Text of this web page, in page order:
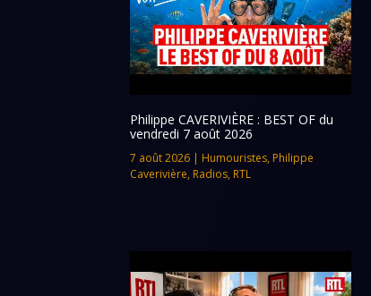
Philippe CAVERIVIÈRE : BEST OF du
vendredi 7 août 2026
7 août 2026 | Humouristes, Philippe
Caverivière, Radios, RTL